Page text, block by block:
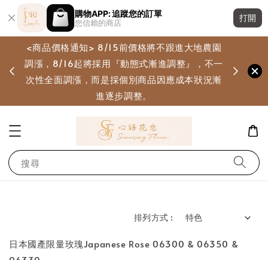
購物APP: 追蹤您的訂單
您信賴的商店
打開
<商品價格通知> 8/15前價格將不跟進大地農園
調漲，8/16起將採用『動態式漸進調整』，不一
次性全面調漲，而是採個別商品因應成本狀況漸
進逐步調整。
搜尋
排列方式 :
日本國產限量玫瑰Japanese Rose 06300 & 06350 &